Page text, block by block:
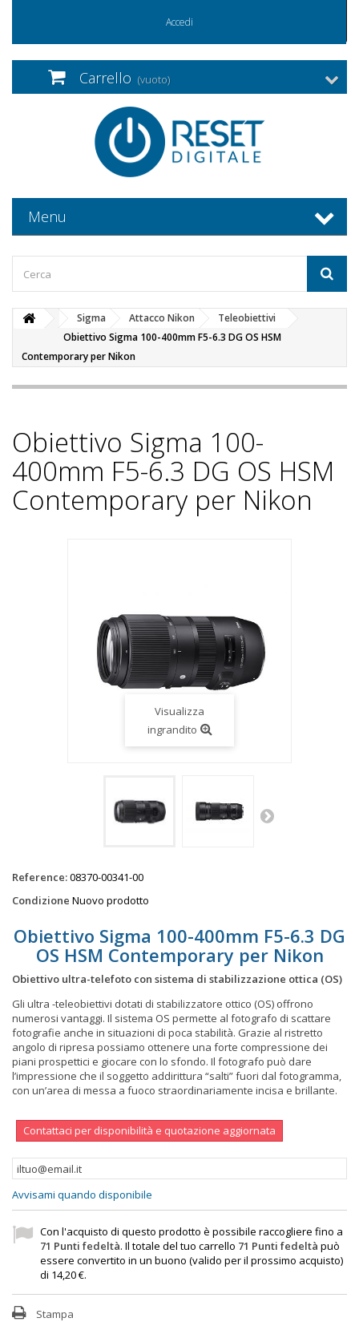
Accedi
Carrello (vuoto)
Menu
Sigma Attacco Nikon
Teleobiettivi
Obiettivo Sigma 100-400mm F5-6.3 DG OS HSM
Contemporary per Nikon
Obiettivo Sigma 100-
400mm F5-6.3 DG OS HSM
Contemporary per Nikon
Visualizza
ingrandito
Reference:08370-00341-00
Condizione Nuovo prodotto
Obiettivo Sigma 100-400mm F5-6.3 DG
OS HSM Contemporary per Nikon
Obiettivo ultra-telefoto con sistema di stabilizzazione ottica (OS)
Gli ultra -teleobiettivi dotati di stabilizzatore ottico (OS) offrono
numerosi vantaggi. Il sistema OS permette al fotografo di scattare
fotografie anche in situazioni di poca stabilità. Grazie al ristretto
angolo di ripresa possiamo ottenere una forte compressione dei
piani prospettici e giocare con lo sfondo. Il fotografo può dare
l’impressione che il soggetto addirittura “salti” fuori dal fotogramma,
con un’area di messa a fuoco straordinariamente incisa e brillante.
Contattaci per disponibilità e quotazione aggiornata
Avvisami quando disponibile
Con l'acquisto di questo prodotto è possibile raccogliere fino a
71 Punti fedeltà. Il totale del tuo carrello 71 Punti fedeltà può
essere convertito in un buono (valido per il prossimo acquisto)
di 14,20 €.
Stampa